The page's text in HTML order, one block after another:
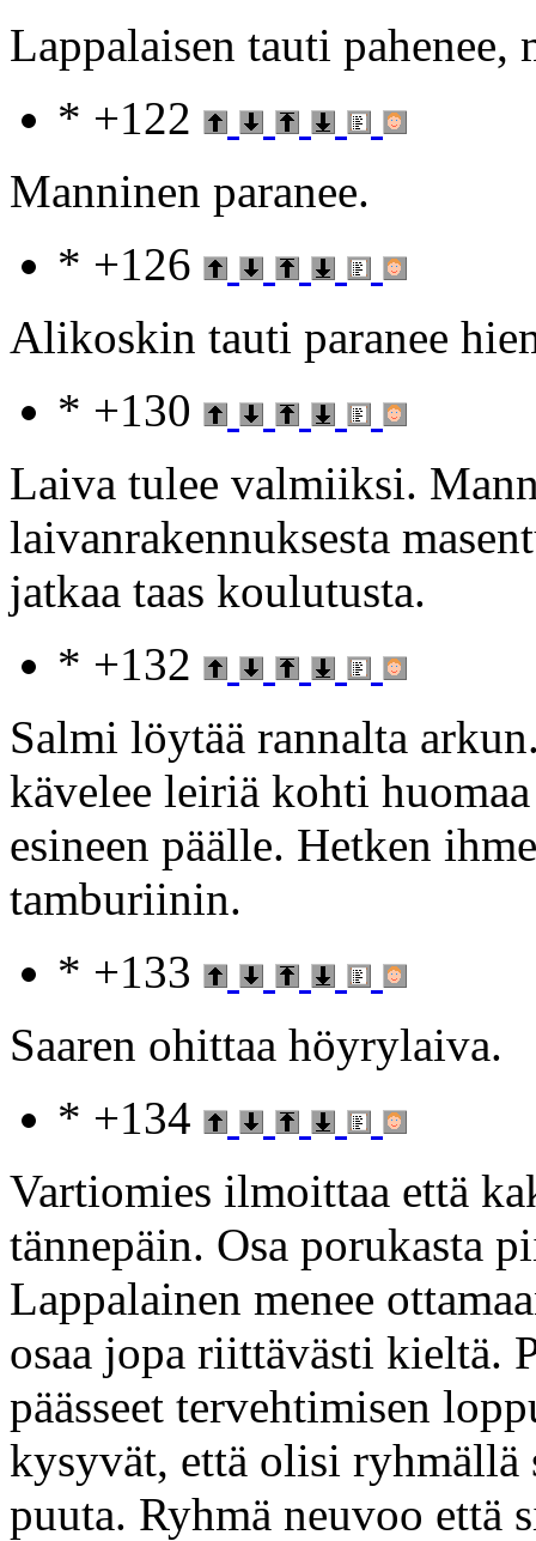
Lappalaisen tauti
* +122
Manninen paranee.
* +126
Alikoskin tauti paranee
* +130
Laiva tulee valmiiksi.
laivanrakennuksesta
jatkaa taas koulutusta.
* +132
Salmi löytää rannalta
kävelee leiriä kohti
esineen päälle. Hetken
tamburiinin.
* +133
Saaren ohittaa höyrylaiva.
* +134
Vartiomies ilmoittaa että
tännepäin. Osa porukasta
Lappalainen menee
osaa jopa riittävästi kieltä.
päässeet tervehtimisen
kysyvät, että olisi ryhmällä
puuta. Ryhmä neuvoo että